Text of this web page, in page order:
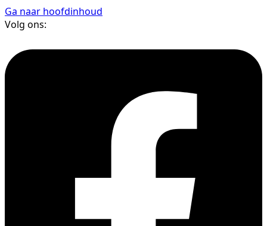
Ga naar hoofdinhoud
Volg ons: